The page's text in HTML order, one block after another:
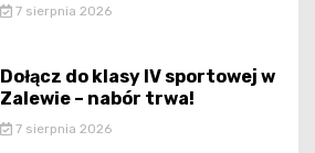
7 sierpnia 2026
Dołącz do klasy IV sportowej w
Zalewie – nabór trwa!
7 sierpnia 2026